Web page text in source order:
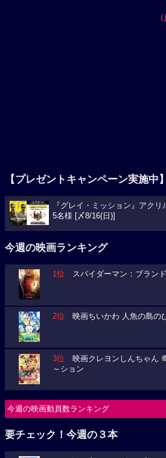
（
【プレゼントキャンペーン実施中】
『グレイ・ミッション』アクリ
5名様 [〆8/16(日)]
今週の映画ランキング
1位 スパイダーマン：ブラン
2位 映画ちいかわ 人魚の島の
3位 映画クレヨンしんちゃん
～ション
今週の映画動員数ランキング
要チェック！今週の３本